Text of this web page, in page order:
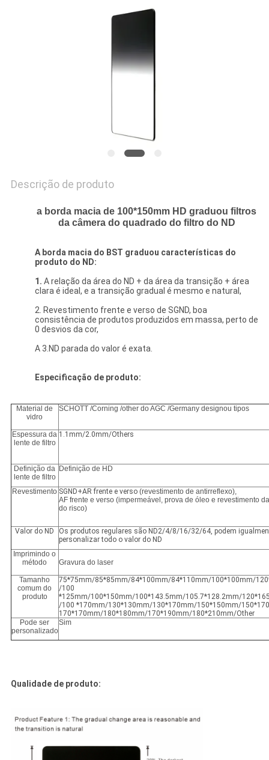
Descrição de produto
a borda macia de 100*150mm HD graduou filtros
da câmera do quadrado do filtro do ND
A borda macia do BST graduou características do
produto do ND:
1. A relação da área do ND + da área da transição + área
clara é ideal, e a transição gradual é mesmo e natural,
2. Revestimento frente e verso de SGND, boa
consistência de produtos produzidos em massa, perto de
0 desvios da cor,
A 3.ND parada do valor é exata.
Especificação de produto:
Material de
vidro
SCHOTT /Corning /other do AGC /Germany designou tipos
Espessura da
lente de filtro
1.1mm/2.0mm/Others
Definição da
lente de filtro
Definição de HD
Revestimento SGND+AR frente e verso (revestimento de antirreflexo),
AF frente e verso (impermeável, prova de óleo e revestimento
do risco)
Valor do ND
Os produtos regulares são ND2/4/8/16/32/64, podem
personalizar todo o valor do ND
Imprimindo o
método
Gravura do laser
Tamanho
comum do
produto
75*75mm/85*85mm/84*100mm/84*110mm/100*100mm/
/100
*125mm/100*150mm/100*143.5mm/105.7*128.2mm/
/100 *170mm/130*130mm/130*170mm/150*150mm/
170*170mm/180*180mm/170*190mm/180*210mm/Other
Pode ser
personalizado
Sim
Qualidade de produto: